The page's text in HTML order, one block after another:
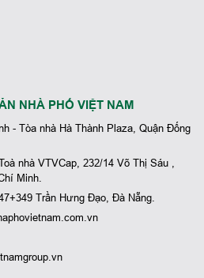
NHÀ PHỐ VIỆT NAM
- Tòa nhà Hà Thành Plaza, Quận Đống
nhà VTVCap, 232/14 Võ Thị Sáu ,
Minh.
Trần Hưng Đạo, Đà Nẵng.